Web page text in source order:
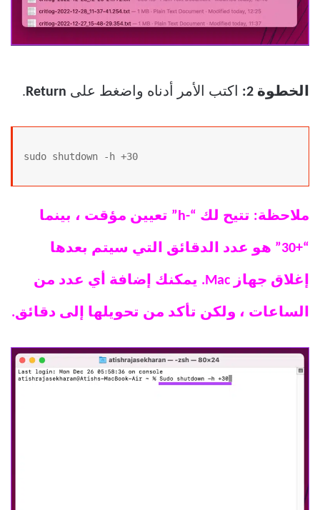
الخطوة 2: اكتب الأمر أدناه واضغط على Return
.
sudo shutdown -h +30
ملاحظة: تتيح لك “-h” تعيين مؤقت ، بينما
“+30” هو عدد الدقائق التي سيتم بعدها
إغلاق جهاز Mac. يمكنك إضافة أي عدد من
الساعات ، ولكن تأكد من تحويلها إلى دقائق.